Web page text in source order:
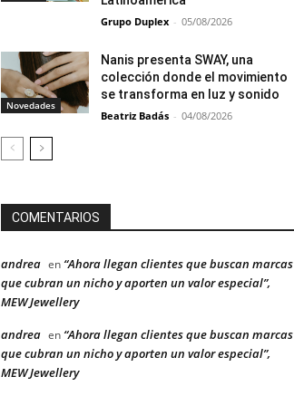
Grupo Duplex - 05/08/2026
Novedades
Nanis presenta SWAY, una
colección donde el movimiento
se transforma en luz y sonido
Beatriz Badás - 04/08/2026
COMENTARIOS
andrea en “Ahora llegan clientes que buscan marcas
que cubran un nicho y aporten un valor especial”,
MEW Jewellery
andrea en “Ahora llegan clientes que buscan marcas
que cubran un nicho y aporten un valor especial”,
MEW Jewellery